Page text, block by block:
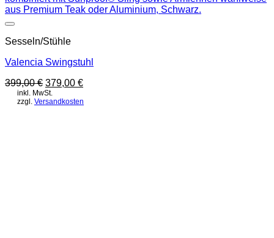
Sesseln/Stühle
Valencia Swingstuhl
399,00€ Ursprünglicher
Preis
war:
379,00 €Aktueller
ist:
inkl. MwSt.
zzgl. Versandkosten